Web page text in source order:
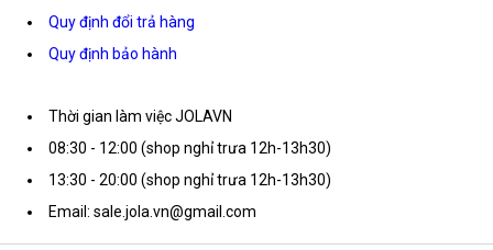
Quy định đổi trả hàng
Quy định bảo hành
Thời gian làm việc JOLAVN
08:30 - 12:00 (shop nghỉ trưa 12h-13h30)
13:30 - 20:00 (shop nghỉ trưa 12h-13h30)
Email: sale.jola.vn@gmail.com